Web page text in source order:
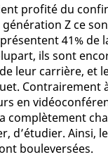
profité du
Z ce
41% de
ils sont
leur carrière, et
Contrairement
en
complètement
d’étudier. Ainsi,
bouleversées.